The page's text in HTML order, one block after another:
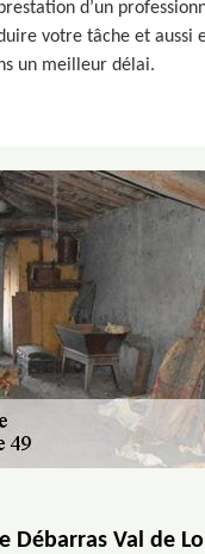
d’un
votre tâche et aussi
un meilleur délai.
Débarras Val de